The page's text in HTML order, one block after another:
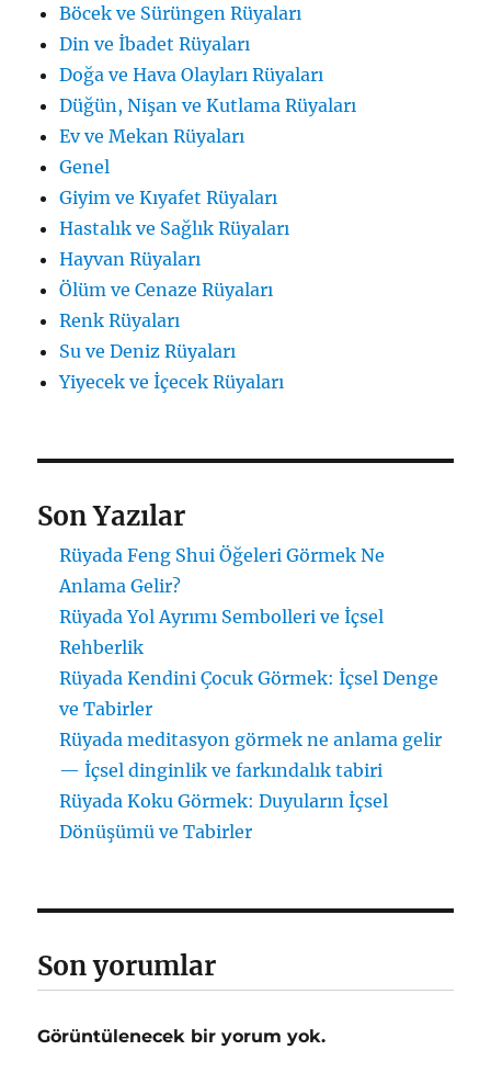
Böcek ve Sürüngen Rüyaları
Din ve İbadet Rüyaları
Doğa ve Hava Olayları Rüyaları
Düğün, Nişan ve Kutlama Rüyaları
Ev ve Mekan Rüyaları
Genel
Giyim ve Kıyafet Rüyaları
Hastalık ve Sağlık Rüyaları
Hayvan Rüyaları
Ölüm ve Cenaze Rüyaları
Renk Rüyaları
Su ve Deniz Rüyaları
Yiyecek ve İçecek Rüyaları
Son Yazılar
Rüyada Feng Shui Öğeleri Görmek Ne
Anlama Gelir?
Rüyada Yol Ayrımı Sembolleri ve İçsel
Rehberlik
Rüyada Kendini Çocuk Görmek: İçsel Denge
ve Tabirler
Rüyada meditasyon görmek ne anlama gelir
— İçsel dinginlik ve farkındalık tabiri
Rüyada Koku Görmek: Duyuların İçsel
Dönüşümü ve Tabirler
Son yorumlar
Görüntülenecek bir yorum yok.